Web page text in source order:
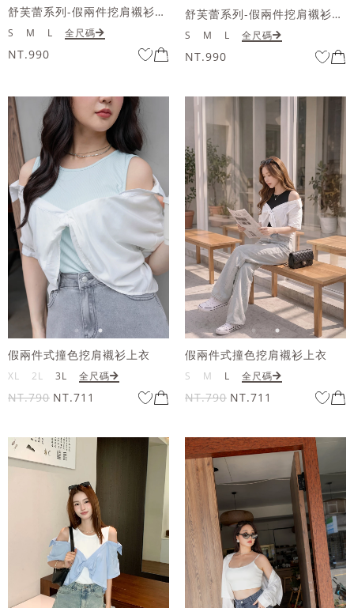
舒芙蕾系列-假兩件挖肩襯衫開衩長洋裝
S M L 全尺碼
NT.990
舒芙蕾系列-假兩件挖肩襯衫開衩長洋裝
S M L 全尺碼
NT.990
假兩件式撞色挖肩襯衫上衣
XL 2L 3L 全尺碼
NT.790 NT.711
假兩件式撞色挖肩襯衫上衣
S M L 全尺碼
NT.790 NT.711